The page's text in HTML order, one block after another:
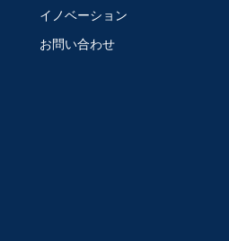
イノベーション
お問い合わせ